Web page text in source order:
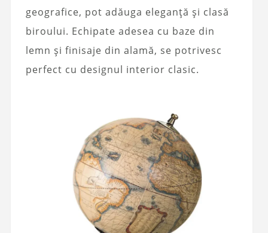
geografice, pot adăuga eleganță și clasă
biroului. Echipate adesea cu baze din
lemn și finisaje din alamă, se potrivesc
perfect cu designul interior clasic.